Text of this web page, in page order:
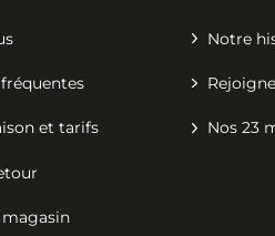
et tarifs
Notre
Nos 23